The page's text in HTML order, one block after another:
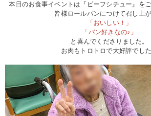
本日のお食事イベントは『ビーフシチュー』を
皆様ロールパンにつけて召し上
「おいしい！」
「パン好きなの♪」
と喜んでくださりました。
お肉もトロトロで大好評でした